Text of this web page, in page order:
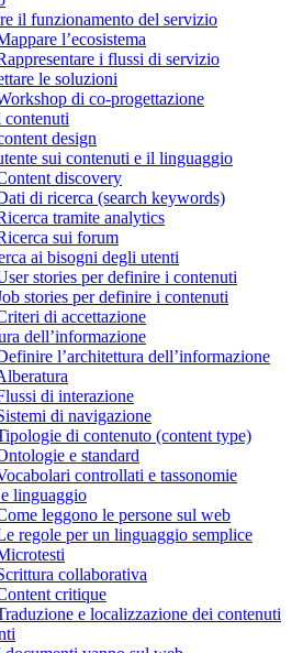
il funzionamento del servizio
l’ecosistema
i flussi di servizio
le soluzioni
di co-progettazione
contenuti
design
sui contenuti e il linguaggio
discovery
di ricerca (search keywords)
tramite analytics
sui forum
ai bisogni degli utenti
stories per definire i contenuti
stories per definire i contenuti
di accettazione
dell’informazione
l’architettura dell’informazione
di interazione
di navigazione
di contenuto (content type)
e standard
controllati e tassonomie
linguaggio
leggono le persone sul web
regole per un linguaggio semplice
collaborativa
critique
e localizzazione dei contenuti